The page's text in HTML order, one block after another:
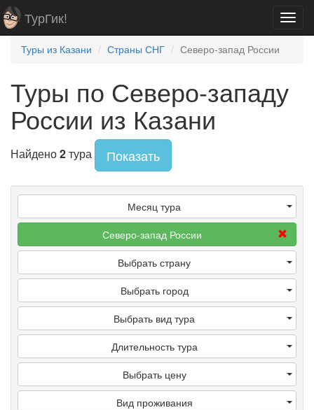
ТурГик!
Туры из Казани Страны СНГ Северо-запад России
Туры по Северо-западу
России из Казани
Найдено2тура Показать
Месяц тура
Северо-запад России
Выбрать страну
Выбрать город
Выбрать вид тура
Длительность тура
Выбрать цену
Вид проживания